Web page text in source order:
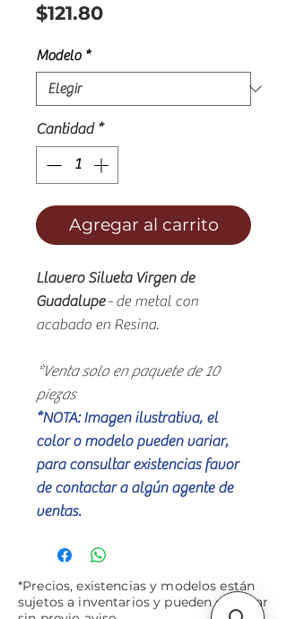
$121.80Precio
Modelo *
Cantidad *
Agregar al carrito
Llavero Silueta Virgen de
Guadalupe- de metal con
acabado en Resina.
*Venta solo en paquete de 10
piezas
*NOTA: Imagen ilustrativa, el
color o modelo pueden variar,
para consultar existencias favor
de contactar a algún agente de
ventas.
*Precios, existencias y modelos están
sujetos a inventarios y pueden cambiar